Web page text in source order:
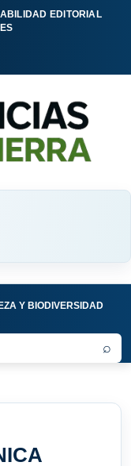
EDITORIAL
Y BIODIVERSIDAD
⌕